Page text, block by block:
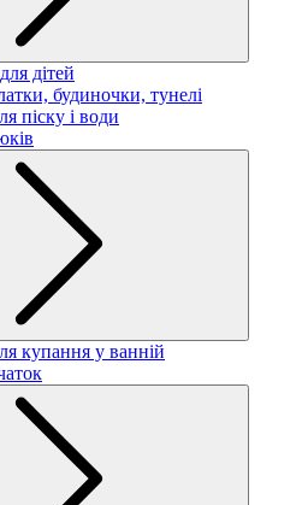
дітей
будиночки, тунелі
піску і води
купання у ванній